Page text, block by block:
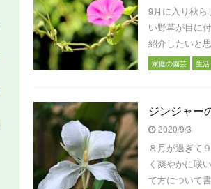
9月に入り秋ら
い野草が目に
紹介したいと
家庭の園芸 生活
ジンジャー
2020/9/3
８月が過ぎて
く爽やかに咲
て方について